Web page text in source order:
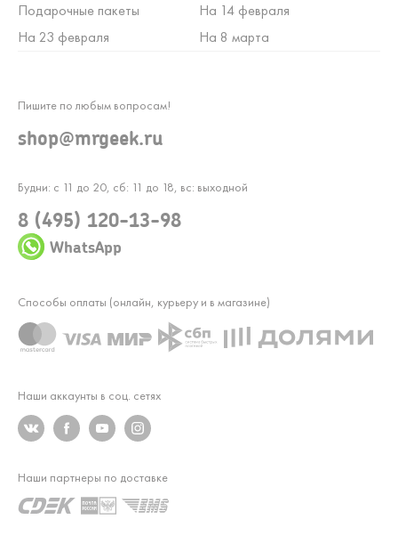
Подарочные пакеты
На 14 февраля
На 23 февраля
На 8 марта
Будни: с 11 до 20, сб: 11 до 18, вс: выходной
8 (495) 120-13-98
WhatsApp
Пишите по любым вопросам!
shop@mrgeek.ru
Наши аккаунты в соц. сетях
Способы оплаты (онлайн, курьеру и в магазине)
Наши партнеры по доставке